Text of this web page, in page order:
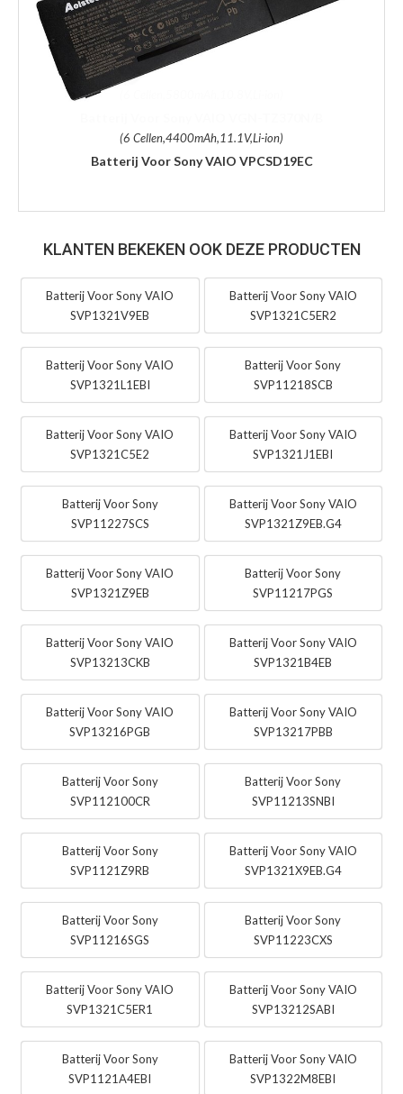
(6 Cellen,4400mAh,11.1V,Li-ion)
Batterij Voor Sony VAIO VPCSD19EC
KLANTEN BEKEKEN OOK DEZE PRODUCTEN
Batterij Voor Sony VAIO
SVP1321V9EB
Batterij Voor Sony VAIO
SVP1321C5ER2
Batterij Voor Sony VAIO
SVP1321L1EBI
Batterij Voor Sony
SVP11218SCB
Batterij Voor Sony VAIO
SVP1321C5E2
Batterij Voor Sony VAIO
SVP1321J1EBI
Batterij Voor Sony
SVP11227SCS
Batterij Voor Sony VAIO
SVP1321Z9EB.G4
Batterij Voor Sony VAIO
SVP1321Z9EB
Batterij Voor Sony
SVP11217PGS
Batterij Voor Sony VAIO
SVP13213CKB
Batterij Voor Sony VAIO
SVP1321B4EB
Batterij Voor Sony VAIO
SVP13216PGB
Batterij Voor Sony VAIO
SVP13217PBB
Batterij Voor Sony
SVP112100CR
Batterij Voor Sony
SVP11213SNBI
Batterij Voor Sony
SVP1121Z9RB
Batterij Voor Sony VAIO
SVP1321X9EB.G4
Batterij Voor Sony
SVP11216SGS
Batterij Voor Sony
SVP11223CXS
Batterij Voor Sony VAIO
SVP1321C5ER1
Batterij Voor Sony VAIO
SVP13212SABI
Batterij Voor Sony
SVP1121A4EBI
Batterij Voor Sony VAIO
SVP1322M8EBI